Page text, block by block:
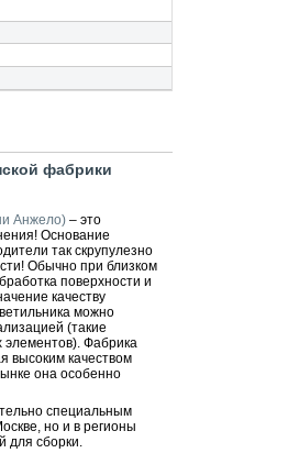
фабрики
Анжело) – это
Основание
так скрупулезно
Обычно при близком
поверхности и
качеству
можно
(такие
элементов). Фабрика
высоким качеством
она особенно
специальным
но и в регионы
для сборки.